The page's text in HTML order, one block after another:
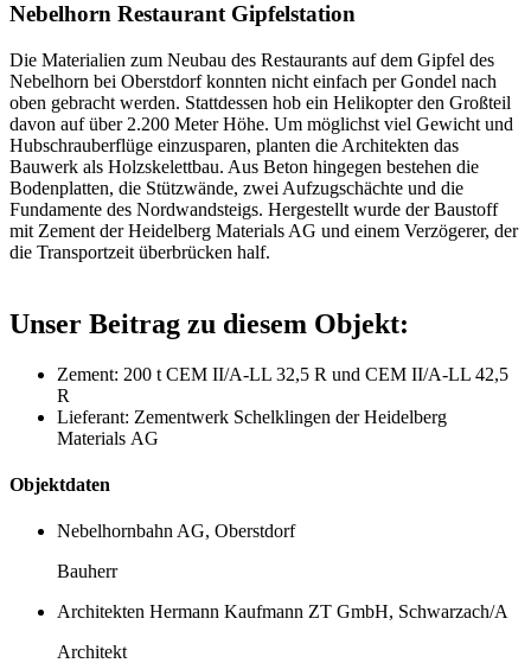
Nebelhorn Restaurant Gipfelstation
Die Materialien zum Neubau des Restaurants auf dem Gipfel des
Nebelhorn bei Oberstdorf konnten nicht einfach per Gondel nach
oben gebracht werden. Stattdessen hob ein Helikopter den Großteil
davon auf über 2.200 Meter Höhe. Um möglichst viel Gewicht und
Hubschrauberflüge einzusparen, planten die Architekten das
Bauwerk als Holzskelettbau. Aus Beton hingegen bestehen die
Bodenplatten, die Stützwände, zwei Aufzugschächte und die
Fundamente des Nordwandsteigs. Hergestellt wurde der Baustoff
mit Zement der Heidelberg Materials AG und einem Verzögerer, der
die Transportzeit überbrücken half.
Unser Beitrag zu diesem Objekt:
Zement: 200 t CEM II/A-LL 32,5 R und CEM II/A-LL 42,5
R
Lieferant: Zementwerk Schelklingen der Heidelberg
Materials AG
Objektdaten
Nebelhornbahn AG, Oberstdorf
Bauherr
Architekten Hermann Kaufmann ZT GmbH, Schwarzach/A
Architekt